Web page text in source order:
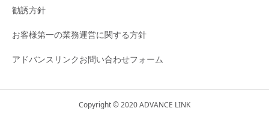
勧誘方針
お客様第一の業務運営に関する方針
アドバンスリンクお問い合わせフォーム
Copyright © 2020 ADVANCE LINK